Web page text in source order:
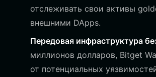
отслеживать свои активы
внешними DApps.
Передовая инфраструктура
миллионов долларов, Bitget
от потенциальных